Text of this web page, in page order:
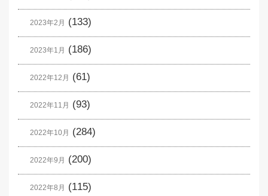
2023年2月 (133)
2023年1月 (186)
2022年12月 (61)
2022年11月 (93)
2022年10月 (284)
2022年9月 (200)
2022年8月 (115)